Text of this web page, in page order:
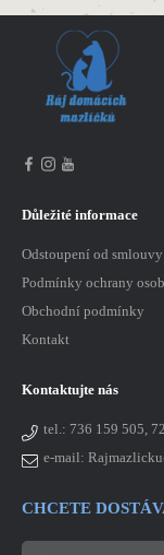
Důležité informace
Odstoupení od smlouvy
Podmínky ochrany
Obchodní podmínky
Kontakt
Kontaktujte nás
tel.: 736 159 505,
e-mail:
CHCETE